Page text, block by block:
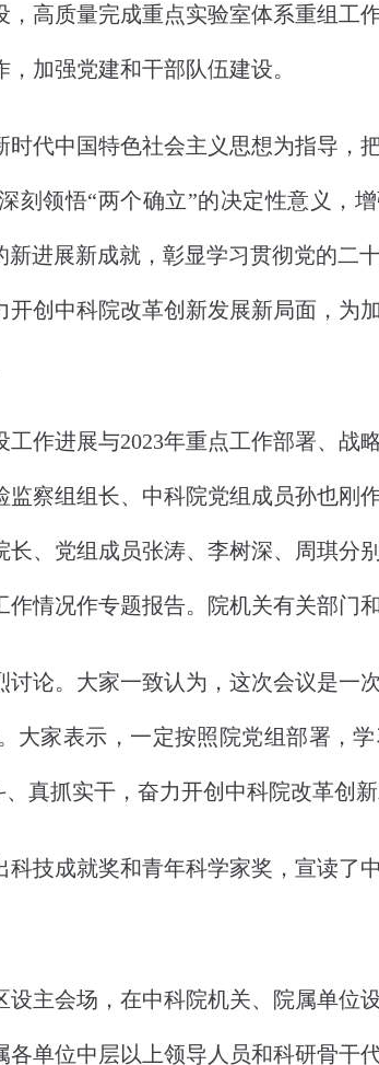
高质量完成重点实验室体系重组工
加强党建和干部队伍建设。
中国特色社会主义思想为指导，
刻领悟“两个确立”的决定性意义，
进展新成就，彰显学习贯彻党的二
创中科院改革创新发展新局面，为
进展与2023年重点工作部署、战
察组组长、中科院党组成员孙也刚
、党组成员张涛、李树深、周琪分
情况作专题报告。院机关有关部门
。大家一致认为，这次会议是一
大家表示，一定按照院党组部署，
真抓实干，奋力开创中科院改革创新
技成就奖和青年科学家奖，宣读了
会场，在中科院机关、院属单位
单位中层以上领导人员和科研骨干